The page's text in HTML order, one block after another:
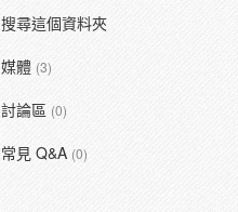
搜尋這個資料夾
媒體 (3)
討論區 (0)
常見 Q&A (0)